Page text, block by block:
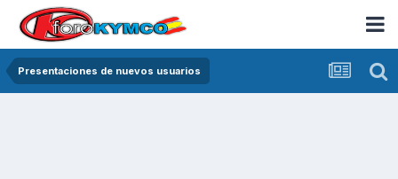
Presentaciones de nuevos usuarios